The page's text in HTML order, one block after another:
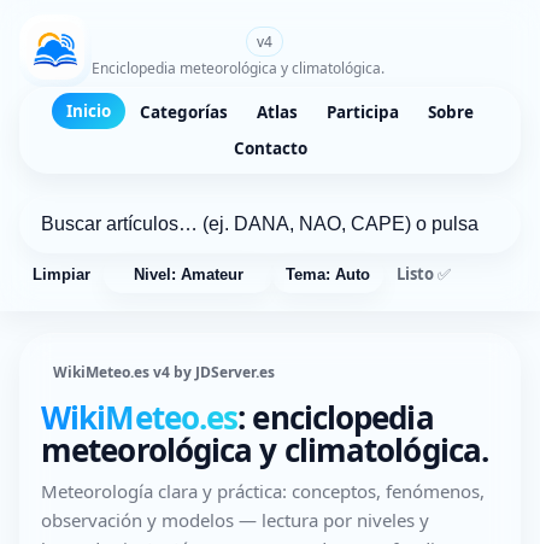
v4
Enciclopedia meteorológica y climatológica.
Inicio Categorías Atlas Participa
Sobre
Contacto
Limpiar Nivel: Amateur Tema: Auto Listo ✅
WikiMeteo.es v4 by JDServer.es
WikiMeteo.es: enciclopedia
meteorológica y climatológica.
Meteorología clara y práctica: conceptos, fenómenos,
observación y modelos — lectura por niveles y